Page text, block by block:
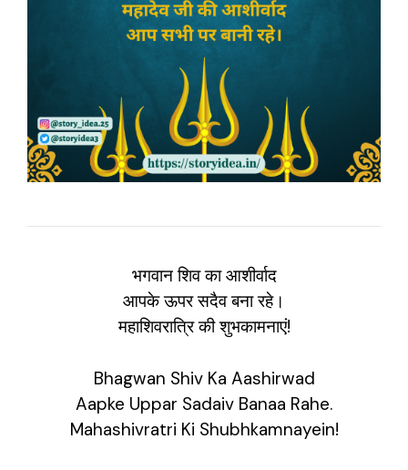
भगवान शिव का आशीर्वाद
आपके ऊपर सदैव बना रहे।
महाशिवरात्रि की शुभकामनाएं!
Bhagwan Shiv Ka Aashirwad
Aapke Uppar Sadaiv Banaa Rahe.
Mahashivratri Ki Shubhkamnayein!